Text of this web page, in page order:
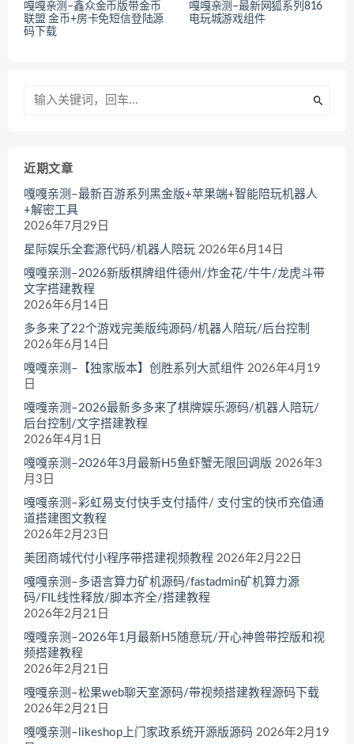
嘎嘎亲测–鑫众金币版带金币
联盟 金币+房卡免短信登陆源
码下载
嘎嘎亲测–最新网狐系列816
电玩城游戏组件
近期文章
嘎嘎亲测–最新百游系列黑金版+苹果端+智能陪玩机器人
+解密工具
2026年7月29日
星际娱乐全套源代码/机器人陪玩 2026年6月14日
嘎嘎亲测–2026新版棋牌组件德州/炸金花/牛牛/龙虎斗带
文字搭建教程
2026年6月14日
多多来了22个游戏完美版纯源码/机器人陪玩/后台控制
2026年6月14日
嘎嘎亲测–【独家版本】创胜系列大贰组件 2026年4月19
日
嘎嘎亲测–2026最新多多来了棋牌娱乐源码/机器人陪玩/
后台控制/文字搭建教程
2026年4月1日
嘎嘎亲测–2026年3月最新H5鱼虾蟹无限回调版 2026年3
月3日
嘎嘎亲测–彩虹易支付快手支付插件/ 支付宝的快币充值通
道搭建图文教程
2026年2月23日
美团商城代付小程序带搭建视频教程 2026年2月22日
嘎嘎亲测–多语言算力矿机源码/fastadmin矿机算力源
码/FIL线性释放/脚本齐全/搭建教程
2026年2月21日
嘎嘎亲测–2026年1月最新H5随意玩/开心神兽带控版和视
频搭建教程
2026年2月21日
嘎嘎亲测–松果web聊天室源码/带视频搭建教程源码下载
2026年2月21日
嘎嘎亲测–likeshop上门家政系统开源版源码 2026年2月19